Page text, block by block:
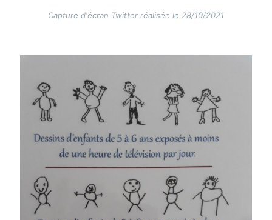
Capture d'écran Twitter réalisée le 28/10/2021